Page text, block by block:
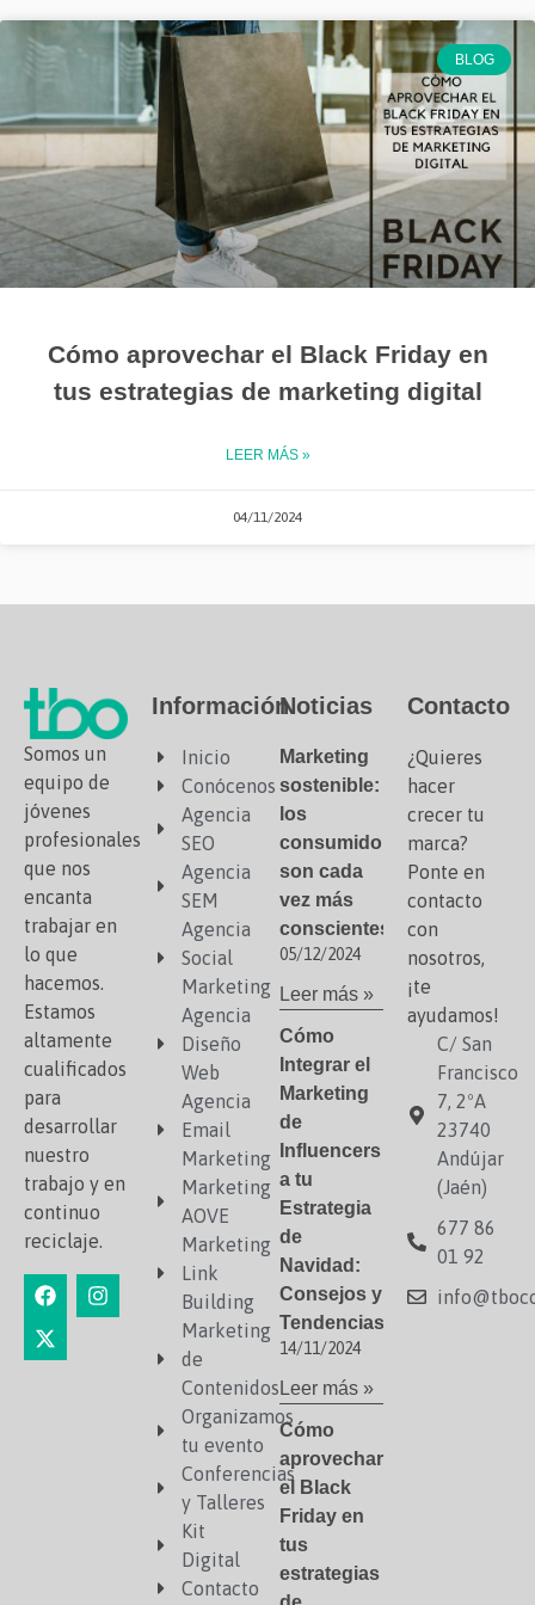
BLOG
Cómo aprovechar el Black Friday en
tus estrategias de marketing digital
LEER MÁS »
04/11/2024
Somos un
equipo de
jóvenes
profesionales
que nos
encanta
trabajar en
lo que
hacemos.
Estamos
altamente
cualificados
para
desarrollar
nuestro
trabajo y en
continuo
reciclaje.
Información
Inicio
Conócenos
Agencia
SEO
Agencia
SEM
Agencia
Social
Marketing
Agencia
Diseño
Web
Agencia
Email
Marketing
Marketing
AOVE
Marketing
Link
Building
Marketing
de
Contenidos
Organizamos
tu evento
Conferencias
y Talleres
Kit
Digital
Contacto
Noticias
Marketing
sostenible:
los
consumidores
son cada
vez más
conscientes
05/12/2024
Leer más »
Cómo
Integrar el
Marketing
de
Influencers
a tu
Estrategia
de
Navidad:
Consejos y
Tendencias
14/11/2024
Leer más »
Cómo
aprovechar
el Black
Friday en
tus
estrategias
Contacto
¿Quieres
hacer
crecer tu
marca?
Ponte en
contacto
con
nosotros,
¡te
ayudamos!
C/ San
Francisco
7, 2ºA
23740
Andújar
(Jaén)
677 86
01 92